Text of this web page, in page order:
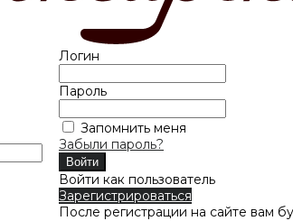
Логин
Пароль
Запомнить меня
Забыли пароль?
Войти как пользователь
Зарегистрироваться
После регистрации на сайте вам